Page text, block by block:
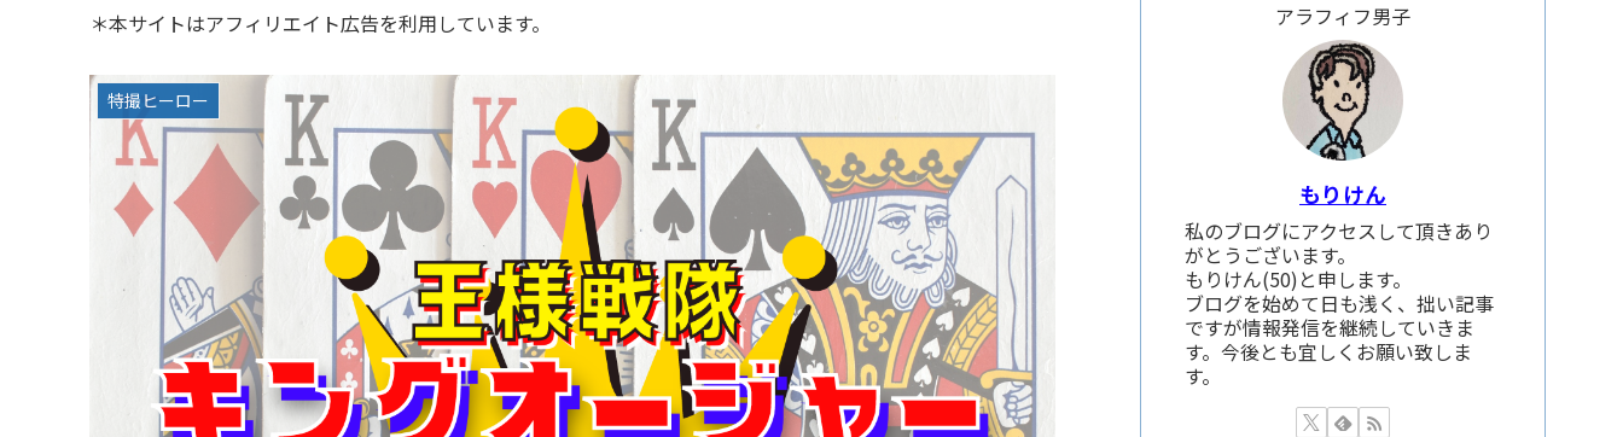
＊本サイトはアフィリエイト広告を利用しています。
特撮ヒーロー
アラフィフ男子
もりけん
私のブログにアクセスして頂きあり
がとうございます。
もりけん(50)と申します。
ブログを始めて日も浅く、拙い記事
ですが情報発信を継続していきま
す。今後とも宜しくお願い致しま
す。